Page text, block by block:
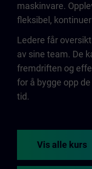
maskinvare.
fleksibel,
Ledere får
av sine team. De
fremdriften og
for å bygge opp
tid.
Vis alle kurs